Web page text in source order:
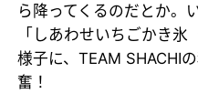
ら降ってくるのだとか。
「しあわせいちごかき
様子に、TEAM SHACHI
奮！